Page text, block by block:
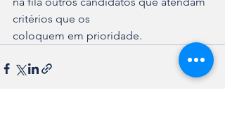
critérios que os
coloquem em prioridade.